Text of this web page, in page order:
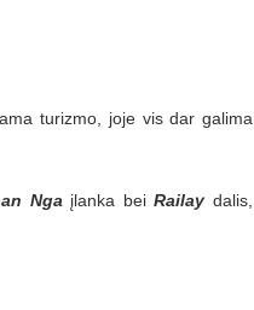
turizmo, joje vis dar galima
Nga įlanka beiRailay dalis,